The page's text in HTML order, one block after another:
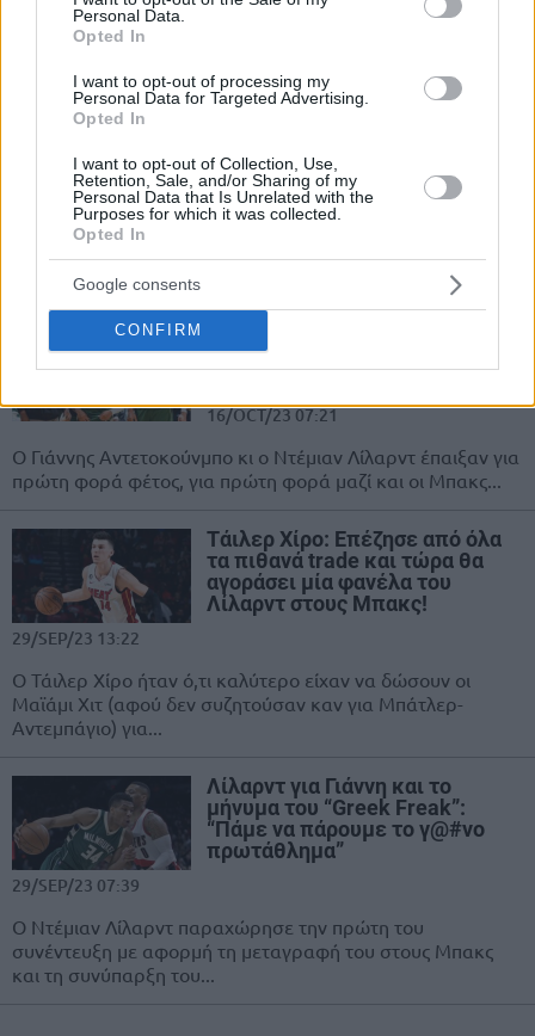
Personal Data.
Opted In
I want to opt-out of processing my
Personal Data for Targeted Advertising.
Opted In
I want to opt-out of Collection, Use,
Retention, Sale, and/or Sharing of my
Personal Data that Is Unrelated with the
Purposes for which it was collected.
Opted In
Google consents
CONFIRM
Γιάννης για τη συνεργασία με
τον Λίλαρντ: “Θα είμαι
ειλικρινής. Ποτέ δεν ήμουν
γήπεδο”
16/OCT/23 08:16
O Γιάννης Αντετοκούνμπο κι ο Ντέμιαν Λίλαρντ
μοιράστηκαν τις σκέψεις και τις απόψεις τους για το πρώτο
κοινό τους...
πρώτη φορά και νίκη των
16/OCT/23 07:21
Ο Γιάννης Αντετοκούνμπο κι ο Ντέμιαν Λίλαρντ έπαιξαν για
πρώτη φορά φέτος, για πρώτη φορά μαζί και οι Μπακς...
Tάιλερ Χίρο: Επέζησε από όλα
τα πιθανά trade και τώρα θα
αγοράσει μία φανέλα του
Λίλαρντ στους Μπακς!
29/SEP/23 13:22
Ο Τάιλερ Χίρο ήταν ό,τι καλύτερο είχαν να δώσουν οι
Μαϊάμι Χιτ (αφού δεν συζητούσαν καν για Μπάτλερ-
Αντεμπάγιο) για...
Λίλαρντ για Γιάννη και το
μήνυμα του “Greek Freak”:
“Πάμε να πάρουμε το γ@#νο
πρωτάθλημα”
29/SEP/23 07:39
Ο Ντέμιαν Λίλαρντ παραχώρησε την πρώτη του
συνέντευξη με αφορμή τη μεταγραφή του στους Μπακς
και τη συνύπαρξη του...